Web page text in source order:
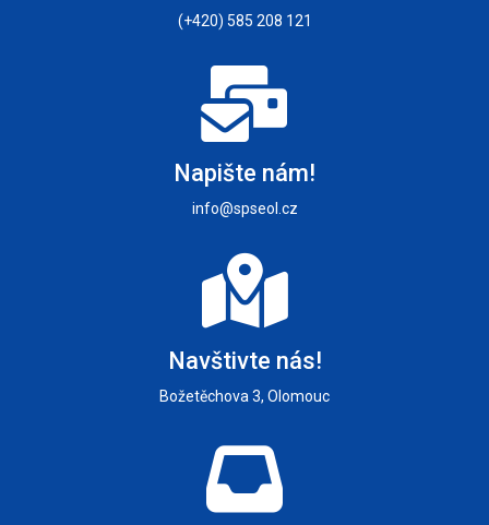
(+420) 585 208 121
Napište nám!
info@spseol.cz
Navštivte nás!
Božetěchova 3, Olomouc